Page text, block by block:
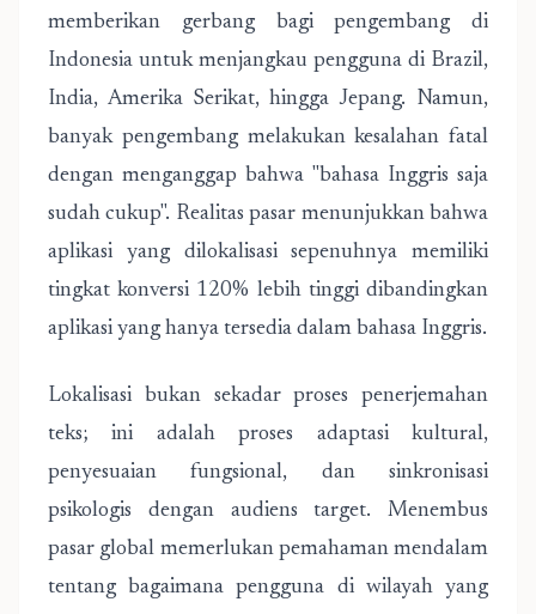
memberikan gerbang bagi pengembang di
Indonesia untuk menjangkau pengguna di Brazil,
India, Amerika Serikat, hingga Jepang. Namun,
banyak pengembang melakukan kesalahan fatal
dengan menganggap bahwa "bahasa Inggris saja
sudah cukup". Realitas pasar menunjukkan bahwa
aplikasi yang dilokalisasi sepenuhnya memiliki
tingkat konversi 120% lebih tinggi dibandingkan
aplikasi yang hanya tersedia dalam bahasa Inggris.
Lokalisasi bukan sekadar proses penerjemahan
teks; ini adalah proses adaptasi kultural,
penyesuaian fungsional, dan sinkronisasi
psikologis dengan audiens target. Menembus
pasar global memerlukan pemahaman mendalam
tentang bagaimana pengguna di wilayah yang